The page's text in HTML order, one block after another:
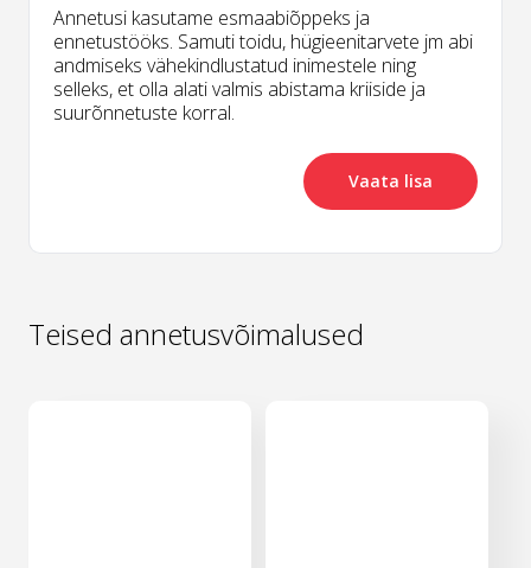
Annetusi kasutame esmaabiõppeks ja
ennetustööks. Samuti toidu, hügieenitarvete jm abi
andmiseks vähekindlustatud inimestele ning
selleks, et olla alati valmis abistama kriiside ja
suurõnnetuste korral.
Vaata lisa
Teised annetusvõimalused